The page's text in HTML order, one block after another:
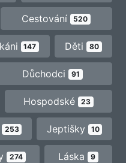
Cestování 520
147 Děti 80
Důchodci 91
Hospodské 23
253 Jeptišky 10
274 Láska 9